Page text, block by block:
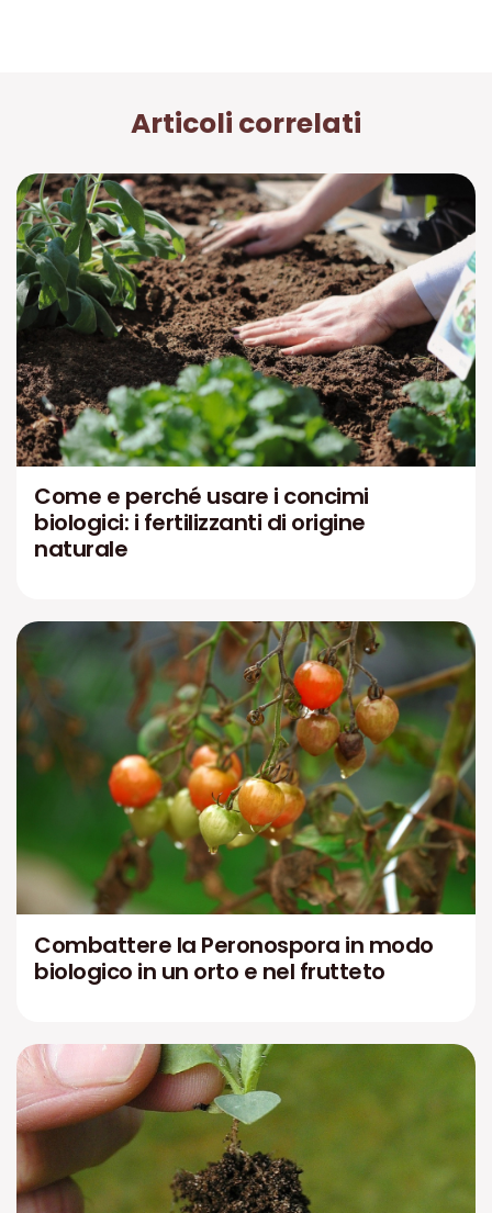
Articoli correlati
Come e perché usare i concimi
biologici: i fertilizzanti di origine
naturale
Combattere la Peronospora in modo
biologico in un orto e nel frutteto